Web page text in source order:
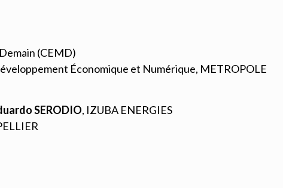
(CEMD)
Économique et Numérique, METROPOLE
SERODIO, IZUBA ENERGIES